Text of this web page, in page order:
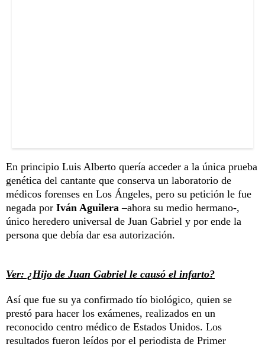
En principio Luis Alberto quería acceder a la única prueba
genética del cantante que conserva un laboratorio de
médicos forenses en Los Ángeles, pero su petición le fue
negada por Iván Aguilera –ahora su medio hermano-,
único heredero universal de Juan Gabriel y por ende la
persona que debía dar esa autorización.
Ver: ¿Hijo de Juan Gabriel le causó el infarto?
Así que fue su ya confirmado tío biológico, quien se
prestó para hacer los exámenes, realizados en un
reconocido centro médico de Estados Unidos. Los
resultados fueron leídos por el periodista de Primer